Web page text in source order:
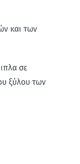
και των
σε
ξύλου των